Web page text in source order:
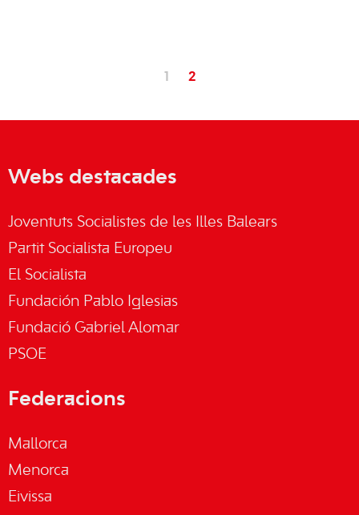
1 2
Webs destacades
Joventuts Socialistes de les Illes Balears
Partit Socialista Europeu
El Socialista
Fundación Pablo Iglesias
Fundació Gabriel Alomar
PSOE
Federacions
Mallorca
Menorca
Eivissa